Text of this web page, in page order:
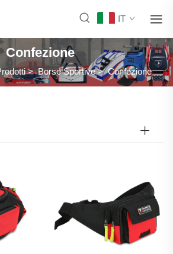
IT
Confezione
>Borse Sportive>Confezione